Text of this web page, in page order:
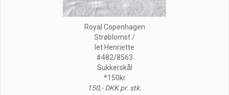
Royal Copenhagen
Strøblomst /
let Henriette
#482/8563
Sukkerskål
*150kr
150,- DKK pr. stk.